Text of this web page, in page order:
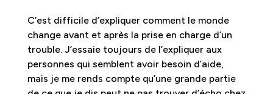
C’est difficile d’expliquer comment le monde
change avant et après la prise en charge d’un
trouble. J’essaie toujours de l’expliquer aux
personnes qui semblent avoir besoin d’aide,
mais je me rends compte qu’une grande partie